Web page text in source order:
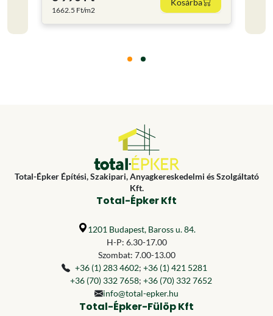
1662.5 Ft/m2
Total-Épker Építési, Szakipari, Anyagkereskedelmi és Szolgáltató
Kft.
Total-Épker Kft
1201 Budapest, Baross u. 84.
H-P: 6.30-17.00
Szombat: 7.00-13.00
+36 (1) 283 4602; +36 (1) 421 5281
+36 (70) 332 7658; +36 (70) 332 7652
info@total-epker.hu
Total-Épker-Fülöp Kft